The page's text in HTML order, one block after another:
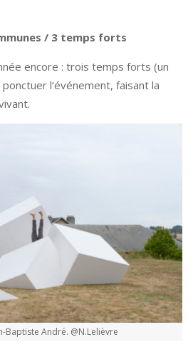
/ 3 temps forts
encore : trois temps forts (un
l’événement, faisant la
Baptiste André. @N.Lelièvre